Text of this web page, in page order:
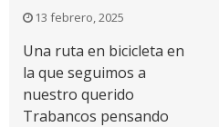
13 febrero, 2025
Una ruta en bicicleta en
la que seguimos a
nuestro querido
Trabancos pensando